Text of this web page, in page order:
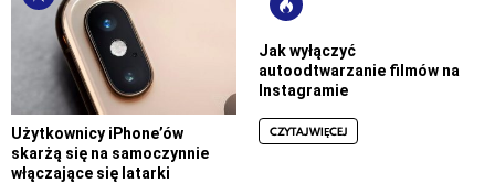
Użytkownicy iPhone’ów
skarżą się na samoczynnie
włączające się latarki
Jak wyłączyć
autoodtwarzanie filmów na
Instagramie
CZYTAJ WIĘCEJ